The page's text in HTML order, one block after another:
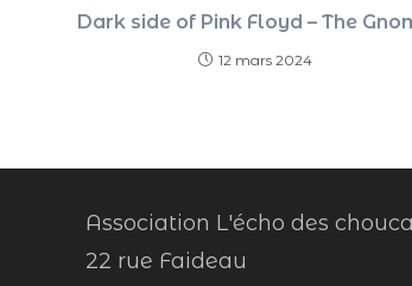
Dark side of Pink Floyd – The
12 mars 2024
Association L'écho des
22 rue Faideau